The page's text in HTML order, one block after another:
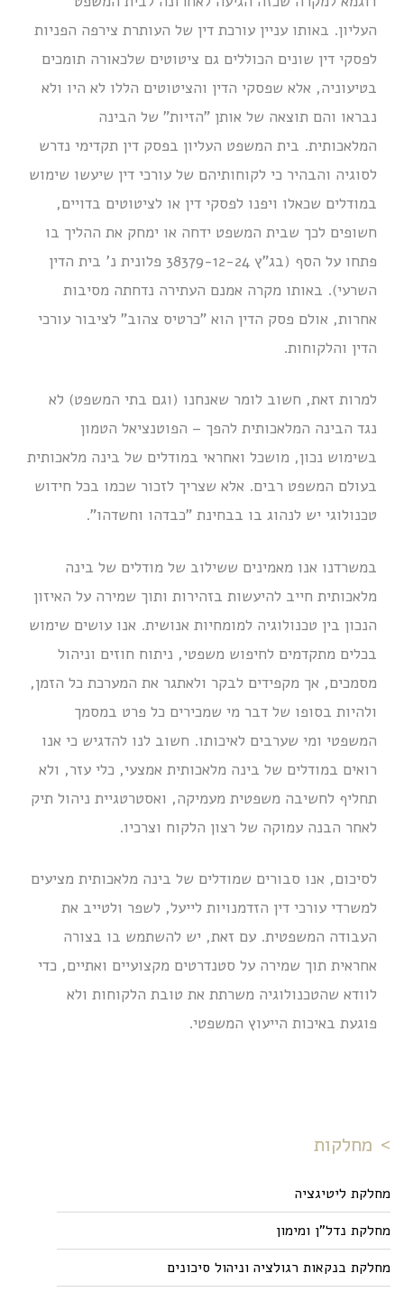
העליון. באותו עניין עורכת דין של העותרת צירפה הפניות
לפסקי דין שונים הכוללים גם ציטוטים שלכאורה תומכים
בטיעוניה, אלא שפסקי הדין והציטוטים הללו לא היו ולא
נבראו והם תוצאה של אותן "הזיות" של הבינה
המלאכותית. בית המשפט העליון בפסק דין תקדימי נדרש
לסוגיה והבהיר כי לקוחותיהם של עורכי דין שיעשו שימוש
במודלים שכאלו ויפנו לפסקי דין או לציטוטים בדויים,
חשופים לכך שבית המשפט ידחה או ימחק את ההליך בו
פתחו על הסף (בג"ץ 38379-12-24 פלונית נ' בית הדין
השרעי). באותו מקרה אמנם העתירה נדחתה מסיבות
אחרות, אולם פסק הדין הוא "כרטיס צהוב" לציבור עורכי
הדין והלקוחות.
למרות זאת, חשוב לומר שאנחנו (וגם בתי המשפט) לא
נגד הבינה המלאכותית להפך – הפוטנציאל הטמון
בשימוש נכון, מושכל ואחראי במודלים של בינה מלאכותית
בעולם המשפט רבים. אלא שצריך לזכור שכמו בכל חידוש
טכנולוגי יש לנהוג בו בבחינת "כבדהו וחשדהו".
במשרדנו אנו מאמינים ששילוב של מודלים של בינה
מלאכותית חייב להיעשות בזהירות ותוך שמירה על האיזון
הנכון בין טכנולוגיה למומחיות אנושית. אנו עושים שימוש
בכלים מתקדמים לחיפוש משפטי, ניתוח חוזים וניהול
מסמכים, אך מקפידים לבקר ולאתגר את המערכת כל הזמן,
ולהיות בסופו של דבר מי שמכירים כל פרט במסמך
המשפטי ומי שערבים לאיכותו. חשוב לנו להדגיש כי אנו
רואים במודלים של בינה מלאכותית אמצעי, כלי עזר, ולא
תחליף לחשיבה משפטית מעמיקה, ואסטרטגיית ניהול תיק
לאחר הבנה עמוקה של רצון הלקוח וצרכיו.
לסיכום, אנו סבורים שמודלים של בינה מלאכותית מציעים
למשרדי עורכי דין הזדמנויות לייעל, לשפר ולטייב את
העבודה המשפטית. עם זאת, יש להשתמש בו בצורה
אחראית תוך שמירה על סטנדרטים מקצועיים ואתיים, כדי
לוודא שהטכנולוגיה משרתת את טובת הלקוחות ולא
פוגעת באיכות הייעוץ המשפטי.
מחלקות
מחלקת ליטיגציה
מחלקת נדל"ן ומימון
מחלקת בנקאות רגולציה וניהול סיכונים